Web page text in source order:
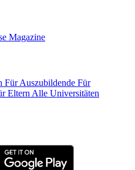
Magazine
Für Auszubildende Für
Eltern Alle Universitäten